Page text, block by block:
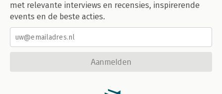
met relevante interviews en recensies, inspirerende
events en de beste acties.
Aanmelden